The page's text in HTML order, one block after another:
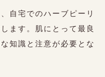
自宅でのハーブピーリ
ます。肌にとって最良
知識と注意が必要とな